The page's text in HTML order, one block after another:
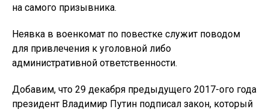
на самого призывника.
Неявка в военкомат по повестке служит поводом
для привлечения к уголовной либо
административной ответственности.
Добавим, что 29 декабря предыдущего 2017-ого года
президент Владимир Путин подписал закон, который